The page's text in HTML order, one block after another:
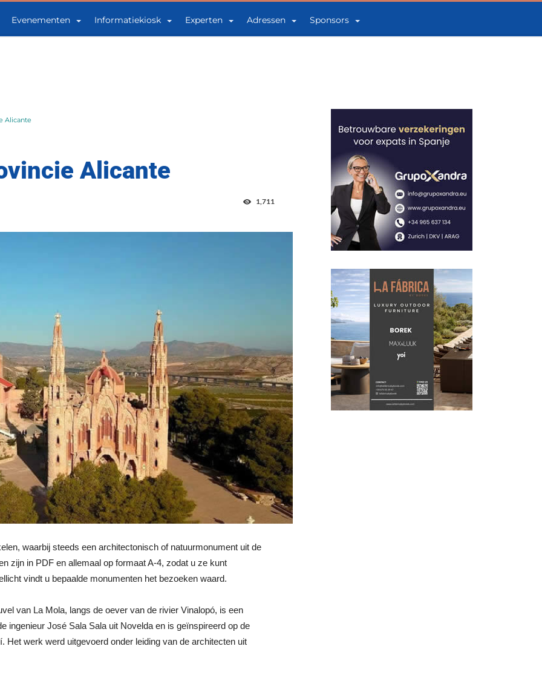
Evenementen Informatiekiosk Experten Adressen Sponsors
Alicante
Alicante
1,711
waarbij steeds een architectonisch of natuurmonument uit de
zijn in PDF en allemaal op formaat A-4, zodat u ze kunt
vindt u bepaalde monumenten het bezoeken waard.
van La Mola, langs de oever van de rivier Vinalopó, is een
ingenieur José Sala Sala uit Novelda en is geïnspireerd op de
werk werd uitgevoerd onder leiding van de architecten uit